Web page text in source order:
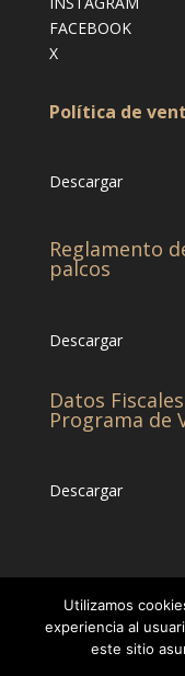
FACEBOOK
X
Política de
Descargar
Reglamento
palcos
Descargar
Datos
Programa de
Descargar
© CHCC -
Utilizamos
experiencia al
este sitio